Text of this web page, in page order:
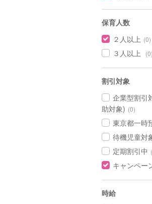
保育人数
２人以上 (0)
３人以上 (0)
割引対象
企業型割引
助対象) (0)
東京都一時
待機児童対
定期割引中
キャンペー
時給